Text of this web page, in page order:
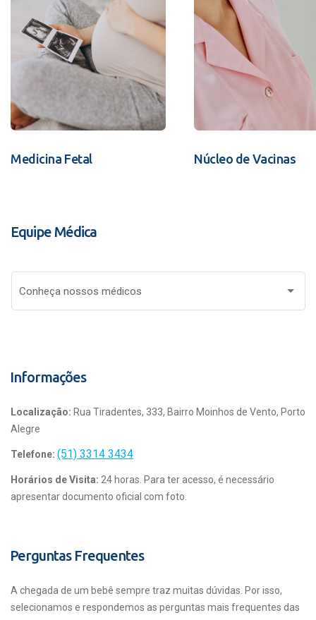
Medicina Fetal Núcleo de Vacinas
Equipe Médica
Conheça nossos médicos
Informações
Localização: Rua Tiradentes, 333, Bairro Moinhos de Vento, Porto
Alegre
Telefone: (51) 3314 3434
Horários de Visita: 24 horas. Para ter acesso, é necessário
apresentar documento oficial com foto.
Perguntas Frequentes
A chegada de um bebê sempre traz muitas dúvidas. Por isso,
selecionamos e respondemos as perguntas mais frequentes das